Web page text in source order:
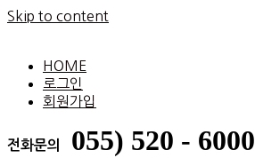
Skip to content
HOME
로그인
회원가입
전화문의 055) 520 - 6000